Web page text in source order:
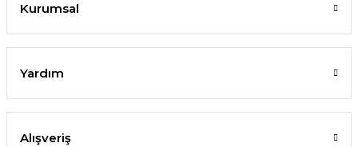
Kurumsal
Yardım
Alışveriş